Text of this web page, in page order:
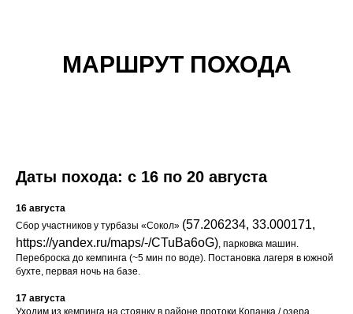
МАРШРУТ ПОХОДА
Даты похода: с 16 по 20 августа
16 августа
Сбор участников у турбазы «Сокол» (57.206234, 33.000171,
https://yandex.ru/maps/-/CTuBa6oG), парковка машин.
Переброска до кемпинга (~5 мин по воде). Постановка лагеря в южной
бухте, первая ночь на базе.
17 августа
Уходим из кемпинга на стоянку в районе протоки Копанка / озера